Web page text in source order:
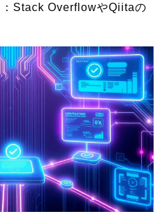
：Stack OverflowやQiitaの